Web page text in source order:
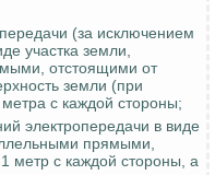
(за исключением
участка земли,
отстоящими от
земли (при
с каждой стороны;
электропередачи в виде
прямыми,
метр с каждой стороны, а